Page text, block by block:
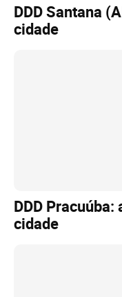
DDD Santana
cidade
DDD
cidade